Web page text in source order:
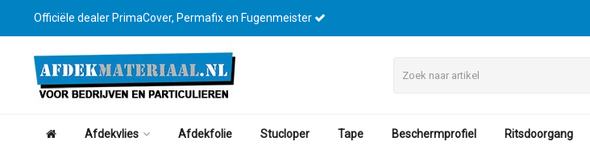
Officiële dealer PrimaCover, Permafix en Fugenmeister
Afdekvlies Afdekfolie Stucloper Tape Beschermprofiel Ritsdoorgang